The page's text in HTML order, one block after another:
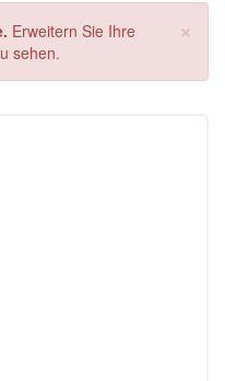
×
Erweitern Sie Ihre
sehen.